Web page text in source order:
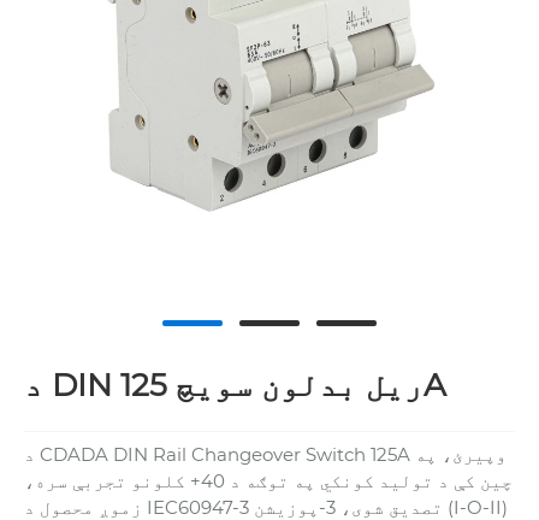
د DIN ریل بدلون سویچ 125A
د CDADA DIN Rail Changeover Switch 125A وپیرئ، په
چین کې د تولید کونکي په توګه د 40+ کلونو تجربې سره،
زموږ محصول د IEC60947-3 تصدیق شوی، 3-پوزیشن (I-O-II)